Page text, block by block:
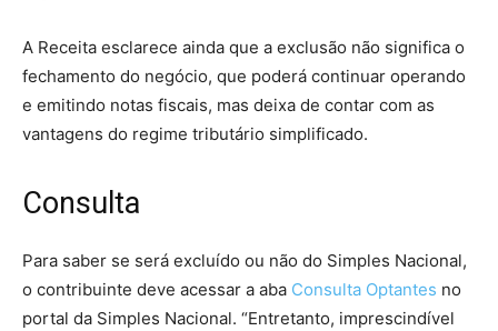
A Receita esclarece ainda que a exclusão não significa o
fechamento do negócio, que poderá continuar operando
e emitindo notas fiscais, mas deixa de contar com as
vantagens do regime tributário simplificado.
Consulta
Para saber se será excluído ou não do Simples Nacional,
o contribuinte deve acessar a aba Consulta Optantes no
portal da Simples Nacional. “Entretanto, imprescindível